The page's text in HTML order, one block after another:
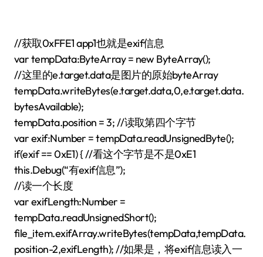
//获取0xFFE1 app1也就是exif信息
var tempData:ByteArray = new ByteArray();
//这里的e.target.data是图片的原始byteArray
tempData.writeBytes(e.target.data,0,e.target.data.
bytesAvailable);
tempData.position = 3; //读取第四个字节
var exif:Number = tempData.readUnsignedByte();
if(exif == 0xE1) { //看这个字节是不是0xE1
this.Debug(“有exif信息”);
//读一个长度
var exifLength:Number =
tempData.readUnsignedShort();
file_item.exifArray.writeBytes(tempData,tempData.
position-2,exifLength); //如果是，将exif信息读入一